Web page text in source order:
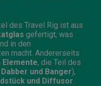
des Travel Rig ist aus
gefertigt, was
in den
macht. Andererseits
, die Teil des
und Banger),
und Diffusor